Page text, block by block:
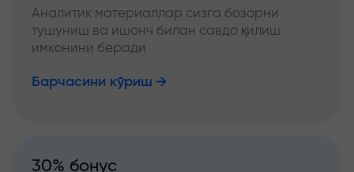
Аналитик материаллар сизга бозорни
тушуниш ва ишонч билан савдо қилиш
имконини беради
Барчасини кўриш
30% бонус